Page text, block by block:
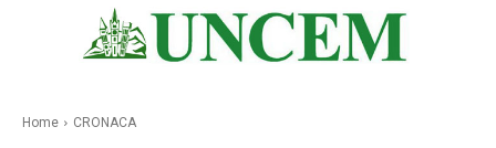
Home CRONACA